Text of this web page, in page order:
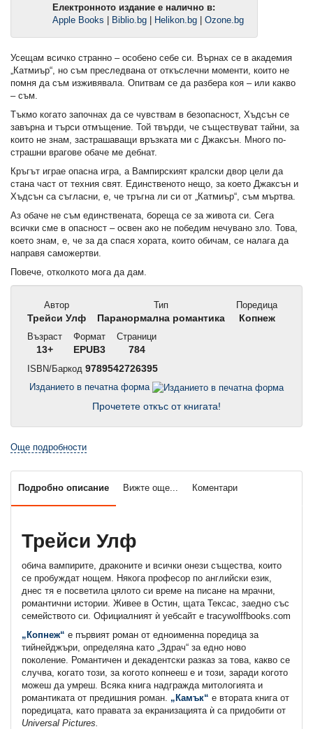
Електронното издание е налично в:
Apple Books
Biblio.bg Helikon.bg Ozone.bg
Усещам всичко странно – особено себе си. Върнах се в академия
„Катмиър“, но съм преследвана от откъслечни моменти, които не
помня да съм изживявала. Опитвам се да разбера коя – или какво
– съм.
Тъкмо когато започнах да се чувствам в безопасност, Хъдсън се
завърна и търси отмъщение. Той твърди, че съществуват тайни, за
които не знам, застрашаващи връзката ми с Джаксън. Много по-
страшни врагове обаче ме дебнат.
Кръгът играе опасна игра, а Вампирският кралски двор цели да
стана част от техния свят. Единственото нещо, за което Джаксън и
Хъдсън са съгласни, е, че тръгна ли си от „Катмиър“, съм мъртва.
Аз обаче не съм единствената, бореща се за живота си. Сега
всички сме в опасност – освен ако не победим нечувано зло. Това,
което знам, е, че за да спася хората, които обичам, се налага да
направя саможертви.
Повече, отколкото мога да дам.
Автор
Трейси Улф
Тип
Паранормална романтика
Поредица
Копнеж
Възраст
13+
Формат
EPUB3
Страници
784
ISBN/Баркод 9789542726395
Изданието в печатна форма
Прочетете откъс от книгата!
Още подробности
Подробно описание Вижте още... Коментари
Трейси Улф
обича вампирите, драконите и всички онези същества, които
се пробуждат нощем. Някога професор по английски език,
днес тя е посветила цялото си време на писане на мрачни,
романтични истории. Живее в Остин, щата Тексас, заедно със
семейството си. Официалният ѝ уебсайт е tracywolffbooks.com
„Копнеж“ е първият роман от едноименна поредица за
тийнейджъри, определяна като „Здрач“ за едно ново
поколение. Романтичен и декадентски разказ за това, какво се
случва, когато този, за когото копнееш е и този, заради когото
можеш да умреш. Всяка книга надгражда митологията и
романтиката от предишния роман. „Камък“ е втората книга от
поредицата, като правата за екранизацията ѝ са придобити от
Universal Pictures.